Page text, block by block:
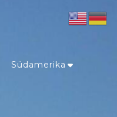
Südamerika